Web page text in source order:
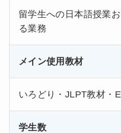
留学生への日本語授業
る業務
メイン使用教材
いろどり・JLPT教材
学生数